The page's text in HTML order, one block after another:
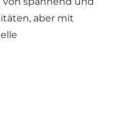
aber mit